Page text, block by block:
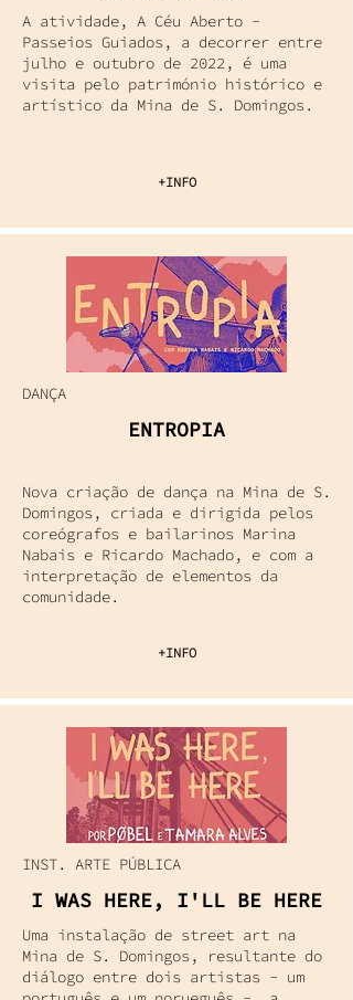
A atividade, A Céu Aberto -
Passeios Guiados, a decorrer entre
julho e outubro de 2022, é uma
visita pelo património histórico e
artístico da Mina de S. Domingos.
+INFO
DANÇA
ENTROPIA
Nova criação de dança na Mina de S.
Domingos, criada e dirigida pelos
coreógrafos e bailarinos Marina
Nabais e Ricardo Machado, e com a
interpretação de elementos da
comunidade.
+INFO
INST. ARTE PÚBLICA
I WAS HERE, I'LL BE HERE
Uma instalação de street art na
Mina de S. Domingos, resultante do
diálogo entre dois artistas - um